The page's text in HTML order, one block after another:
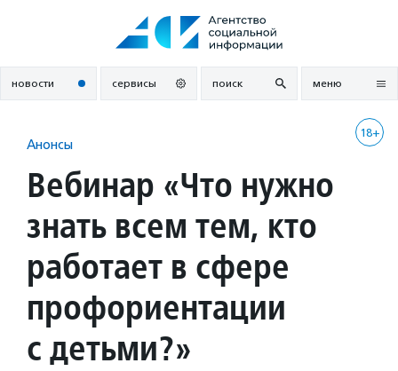
новости сервисы поиск меню
18+
Анонсы
Вебинар «Что нужно
знать всем тем, кто
работает в сфере
профориентации
с детьми?»